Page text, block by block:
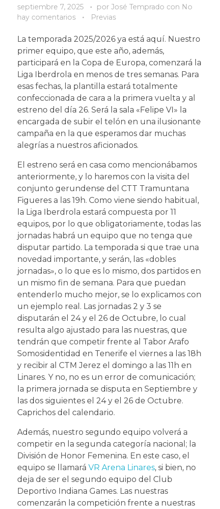
septiembre 7, 2025 por José Temprado con No
hay comentarios
Previas
La temporada 2025/2026 ya está aquí. Nuestro
primer equipo, que este año, además,
participará en la Copa de Europa, comenzará la
Liga Iberdrola en menos de tres semanas. Para
esas fechas, la plantilla estará totalmente
confeccionada de cara a la primera vuelta y al
estreno del día 26. Será la sala «Felipe VI» la
encargada de subir el telón en una ilusionante
campaña en la que esperamos dar muchas
alegrías a nuestros aficionados.
El estreno será en casa como mencionábamos
anteriormente, y lo haremos con la visita del
conjunto gerundense del CTT Tramuntana
Figueres a las 19h. Como viene siendo habitual,
la Liga Iberdrola estará compuesta por 11
equipos, por lo que obligatoriamente, todas las
jornadas habrá un equipo que no tenga que
disputar partido. La temporada si que trae una
novedad importante, y serán, las «dobles
jornadas», o lo que es lo mismo, dos partidos en
un mismo fin de semana. Para que puedan
entenderlo mucho mejor, se lo explicamos con
un ejemplo real. Las jornadas 2 y 3 se
disputarán el 24 y el 26 de Octubre, lo cual
resulta algo ajustado para las nuestras, que
tendrán que competir frente al Tabor Arafo
Somosidentidad en Tenerife el viernes a las 18h
y recibir al CTM Jerez el domingo a las 11h en
Linares. Y no, no es un error de comunicación;
la primera jornada se disputa en Septiembre y
las dos siguientes el 24 y el 26 de Octubre.
Caprichos del calendario.
Además, nuestro segundo equipo volverá a
competir en la segunda categoría nacional; la
División de Honor Femenina. En este caso, el
equipo se llamará VR Arena Linares, si bien, no
deja de ser el segundo equipo del Club
Deportivo Indiana Games. Las nuestras
comenzarán la competición frente a nuestras